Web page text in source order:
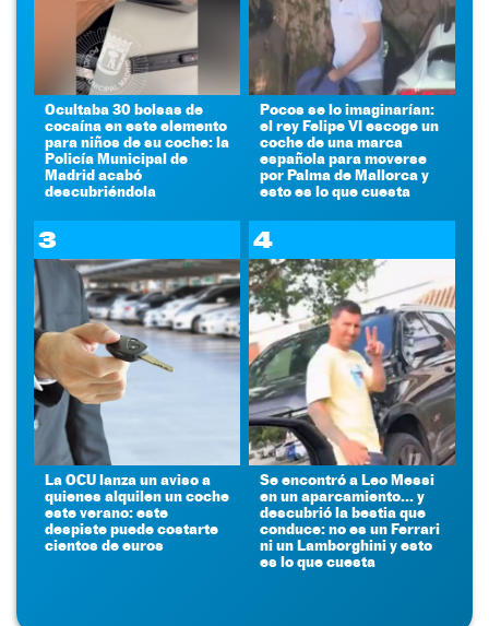
Ocultaba 30 bolsas de
cocaína en este elemento
para niños de su coche: la
Policía Municipal de
Madrid acabó
descubriéndola
Pocos se lo imaginarían:
el rey Felipe VI escoge un
coche de una marca
española para moverse
por Palma de Mallorca y
esto es lo que cuesta
3
La OCU lanza un aviso a
quienes alquilen un coche
este verano: este
despiste puede costarte
cientos de euros
4
Se encontró a Leo Messi
en un aparcamiento... y
descubrió la bestia que
conduce: no es un Ferrari
ni un Lamborghini y esto
es lo que cuesta